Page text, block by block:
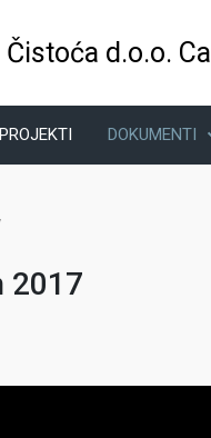
d.o.o.
PROJEKTI DOKUMENTI
2017